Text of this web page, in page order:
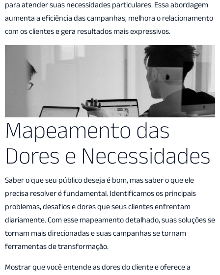
para atender suas necessidades particulares. Essa abordagem
aumenta a eficiência das campanhas, melhora o relacionamento
com os clientes e gera resultados mais expressivos.
Mapeamento das
Dores e Necessidades
Saber o que seu público deseja é bom, mas saber o que ele
precisa resolver é fundamental. Identificamos os principais
problemas, desafios e dores que seus clientes enfrentam
diariamente. Com esse mapeamento detalhado, suas soluções se
tornam mais direcionadas e suas campanhas se tornam
ferramentas de transformação.
Mostrar que você entende as dores do cliente e oferece a